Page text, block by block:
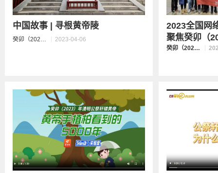
中国故事 | 寻根黄帝陵
癸卯（2023）年清明公祭轩辕黄帝 2023-04-06
2023全国网
聚焦癸卯（
癸卯（2023）年清明公祭轩辕黄帝